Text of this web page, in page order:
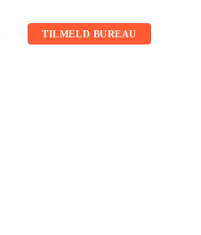
TILMELD BUREAU